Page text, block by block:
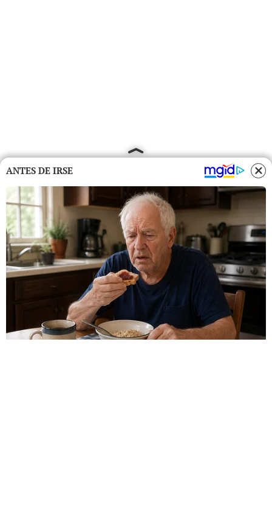
ANTES DE IRSE